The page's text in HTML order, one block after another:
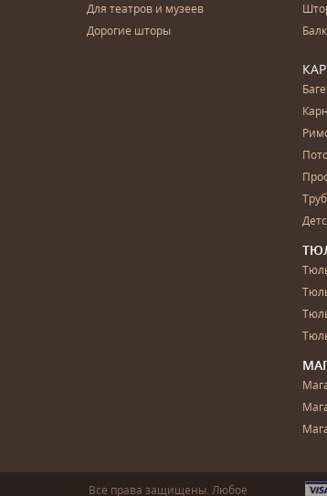
Для театров и музеев
Дорогие шторы
Все права защищены. Любое